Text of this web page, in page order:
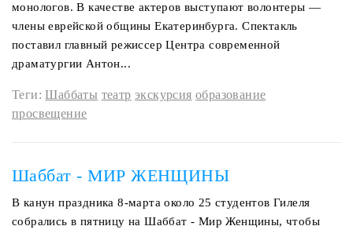
монологов. В качестве актеров выступают волонтеры —
члены еврейской общины Екатеринбурга. Спектакль
поставил главный режиссер Центра современной
драматургии Антон...
Теги:Шаббаты театр экскурсия образование
просвещение
Шаббат - МИР ЖЕНЩИНЫ
В канун праздника 8-марта около 25 студентов Гилеля
собрались в пятницу на Шаббат - Мир Женщины, чтобы